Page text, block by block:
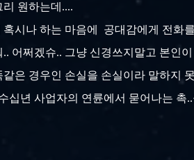
원하는데....
시나 하는 마음에 공대감에게 전화
어쩌겠슈.. 그냥 신경쓰지말고 본인
은 경우인 손실을 손실이라 말하지
년 사업자의 연륜에서 묻어나는 촉